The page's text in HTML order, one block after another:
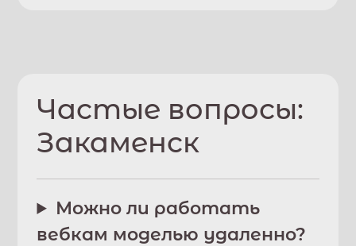
Частые вопросы:
Закаменск
Можно ли работать
вебкам моделью удаленно?